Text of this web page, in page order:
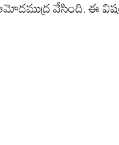
వేసింది. ఈ